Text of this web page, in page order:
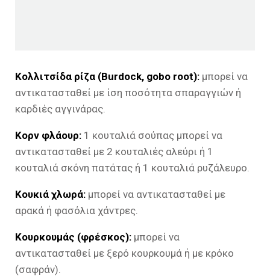
Κολλιτσίδα ρίζα (Burdock, gobo root): μπορεί να
αντικατασταθεί με ίση ποσότητα σπαραγγιών ή
καρδιές αγγινάρας.
Κορν φλάουρ: 1 κουταλιά σούπας μπορεί να
αντικατασταθεί με 2 κουταλιές αλεύρι ή 1
κουταλιά σκόνη πατάτας ή 1 κουταλιά ρυζάλευρο.
Κουκιά χλωρά: μπορεί να αντικατασταθεί με
αρακά ή φασόλια χάντρες.
Κουρκουμάς (φρέσκος): μπορεί να
αντικατασταθεί με ξερό κουρκουμά ή με κρόκο
(σαφράν).